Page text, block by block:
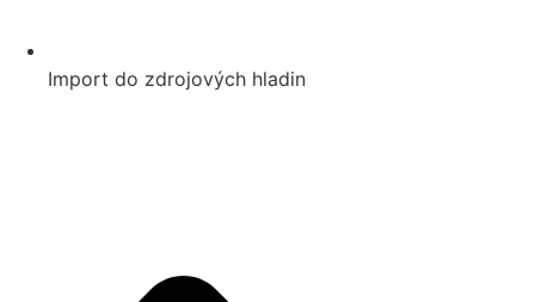
Import do zdrojových hladin